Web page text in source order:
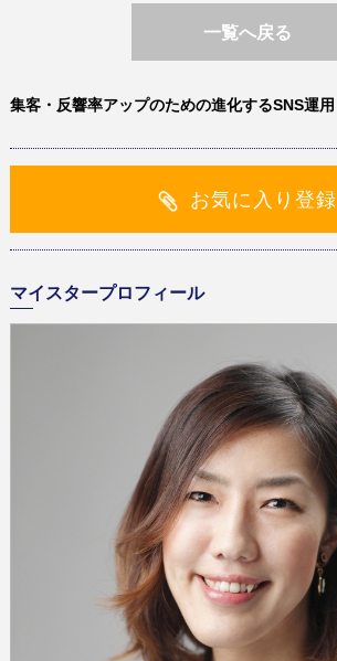
一覧へ戻る
集客・反響率アップのための進化するSNS運用
お気に入り登録
マイスタープロフィール